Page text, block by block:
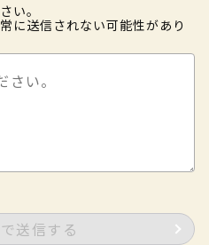
い。
に送信されない可能性があり
送信する